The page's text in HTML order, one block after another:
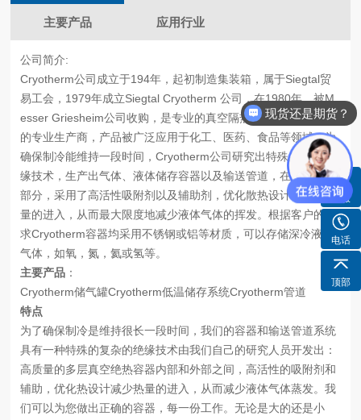
主要产品 应用行业
公司简介:
Cryotherm公司成立于194年，起初制造集装箱，属于Siegtal贸
易工会，1979年成立Siegtal Cryotherm 公司，在1980年，被M
esser Griesheim公司收购，是专业的真空隔热容器和传输管道
的专业生产商，产品被广泛应用于化工、医药、食品等领域，为
确保制冷能维持一段时间，Cryotherm公司研究出特殊的精密绝
缘技术，生产出气体、液体储存容器以及输送管道，在产品内外
部分，采用了高活性吸附剂以及辅助剂，优化散热设计，减少热
量的进入，从而最大限度地减少液体气体的挥发。根据客户的要
求Cryotherm容器均采用不锈钢或铝等材质，可以存储深冷液化
气体，如氧，氮，氦或氢等。
主要产品 ：
Cryotherm储气罐Cryotherm低温储存系统Cryotherm管道
特点
为了确保制冷是维持很长一段时间，我们的容器和输送管道系统
具有一种特殊的复杂的绝缘技术由我们自己的研究人员开发出：
高质量的多层真空绝热容器内部和外部之间，高活性的吸附剂和
辅助，优化热设计减少热量的进入，从而减少液体气体蒸发。我
们可以为您做出正确的容器，每一份工作。无论是大的还是小
客服
电话
顶部
现货还是期货？